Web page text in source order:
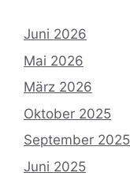
Juni 2026
Mai 2026
März 2026
Oktober 2025
September 2025
Juni 2025